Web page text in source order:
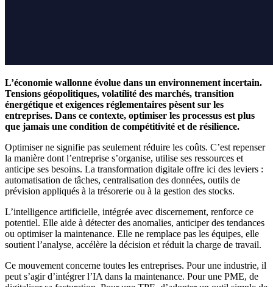
L’économie wallonne évolue dans un environnement incertain.
Tensions géopolitiques, volatilité des marchés, transition
énergétique et exigences réglementaires pèsent sur les
entreprises. Dans ce contexte, optimiser les processus est plus
que jamais une condition de compétitivité et de résilience.
Optimiser ne signifie pas seulement réduire les coûts. C’est repenser
la manière dont l’entreprise s’organise, utilise ses ressources et
anticipe ses besoins. La transformation digitale offre ici des leviers :
automatisation de tâches, centralisation des données, outils de
prévision appliqués à la trésorerie ou à la gestion des stocks.
L’intelligence artificielle, intégrée avec discernement, renforce ce
potentiel. Elle aide à détecter des anomalies, anticiper des tendances
ou optimiser la maintenance. Elle ne remplace pas les équipes, elle
soutient l’analyse, accélère la décision et réduit la charge de travail.
Ce mouvement concerne toutes les entreprises. Pour une industrie, il
peut s’agir d’intégrer l’IA dans la maintenance. Pour une PME, de